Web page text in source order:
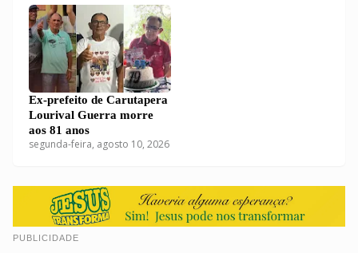
Ex-prefeito de Carutapera
Lourival Guerra morre
aos 81 anos
segunda-feira, agosto 10, 2026
PUBLICIDADE